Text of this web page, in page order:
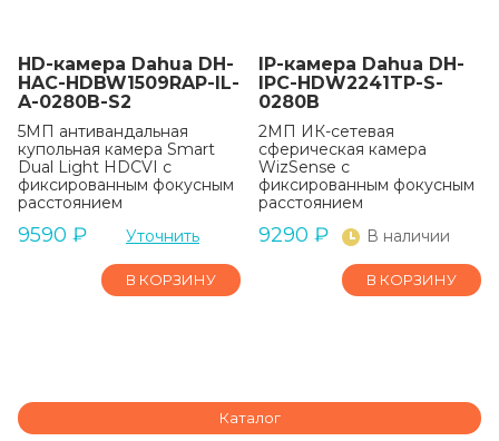
HD-камера Dahua DH-
HAC-HDBW1509RAP-IL-
A-0280B-S2
5МП антивандальная
купольная камера Smart
Dual Light HDCVI с
фиксированным фокусным
расстоянием
9590 ₽ Уточнить
В КОРЗИНУ
IP-камера Dahua DH-
IPC-HDW2241TP-S-
0280B
2МП ИК-сетевая
сферическая камера
WizSense с
фиксированным фокусным
расстоянием
9290 ₽ В наличии
В КОРЗИНУ
Каталог